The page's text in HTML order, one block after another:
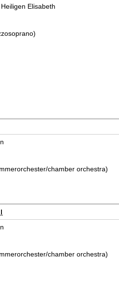
Elisabeth
chamber orchestra)
chamber orchestra)